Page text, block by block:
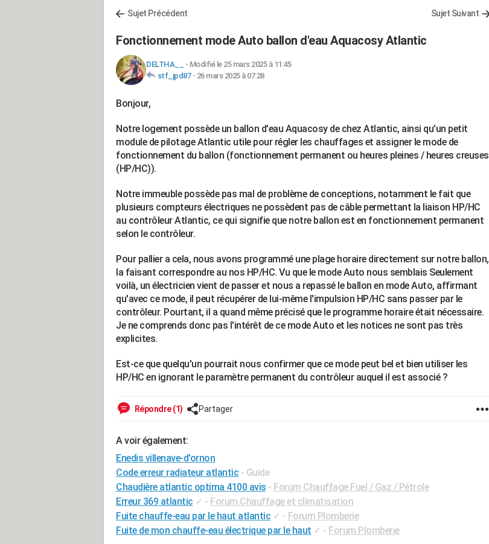
Sujet Précédent Sujet Suivant
Fonctionnement mode Auto ballon d'eau Aquacosy Atlantic
DELTHA__ - Modifié le 25 mars 2025 à 11:45
stf_jpd87- 26 mars 2025 à 07:28
Bonjour,
Notre logement possède un ballon d'eau Aquacosy de chez Atlantic, ainsi qu'un petit
module de pilotage Atlantic utile pour régler les chauffages et assigner le mode de
fonctionnement du ballon (fonctionnement permanent ou heures pleines / heures creuses
(HP/HC)).
Notre immeuble possède pas mal de problème de conceptions, notamment le fait que
plusieurs compteurs électriques ne possèdent pas de câble permettant la liaison HP/HC
au contrôleur Atlantic, ce qui signifie que notre ballon est en fonctionnement permanent
selon le contrôleur.
Pour pallier a cela, nous avons programmé une plage horaire directement sur notre ballon,
la faisant correspondre au nos HP/HC. Vu que le mode Auto nous semblais Seulement
voilà, un électricien vient de passer et nous a repassé le ballon en mode Auto, affirmant
qu'avec ce mode, il peut récupérer de lui-même l'impulsion HP/HC sans passer par le
contrôleur. Pourtant, il a quand même précisé que le programme horaire était nécessaire.
Je ne comprends donc pas l'intérêt de ce mode Auto et les notices ne sont pas très
explicites.
Est-ce que quelqu'un pourrait nous confirmer que ce mode peut bel et bien utiliser les
HP/HC en ignorant le paramètre permanent du contrôleur auquel il est associé ?
Répondre (1) Partager
A voir également:
Enedis villenave-d'ornon
Code erreur radiateur atlantic - Guide
Chaudière atlantic optima 4100 avis - Forum Chauffage Fuel / Gaz / Pétrole
Erreur 369 atlantic ✓ - Forum Chauffage et climatisation
Fuite chauffe-eau par le haut atlantic ✓ - Forum Plomberie
Fuite de mon chauffe-eau électrique par le haut ✓ - Forum Plomberie